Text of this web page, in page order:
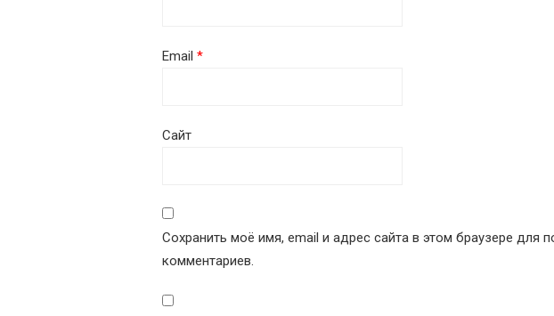
Email *
Сайт
Сохранить моё имя, email и адрес сайта в этом браузере для
комментариев.